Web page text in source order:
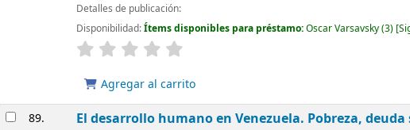
Detalles de publicación:
Disponibilidad:Ítems disponibles para préstamo:Oscar Varsavsky(3)
Agregar al carrito
89. El desarrollo humano en Venezuela. Pobreza,